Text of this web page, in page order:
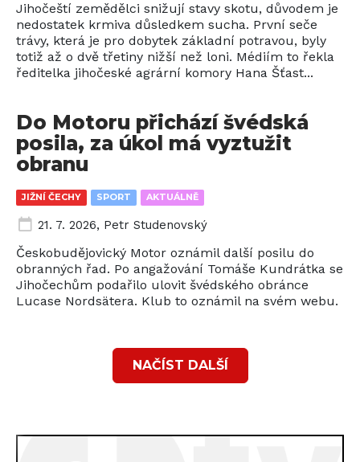
Jihočeští zemědělci snižují stavy skotu, důvodem je
nedostatek krmiva důsledkem sucha. První seče
trávy, která je pro dobytek základní potravou, byly
totiž až o dvě třetiny nižší než loni. Médiím to řekla
ředitelka jihočeské agrární komory Hana Šťast...
JIŽNÍ ČECHY SPORT AKTUÁLNĚ
Do Motoru přichází švédská
posila, za úkol má vyztužit
obranu
21. 7. 2026, Petr Studenovský
Českobudějovický Motor oznámil další posilu do
obranných řad. Po angažování Tomáše Kundrátka se
Jihočechům podařilo ulovit švédského obránce
Lucase Nordsätera. Klub to oznámil na svém webu.
NAČÍST DALŠÍ